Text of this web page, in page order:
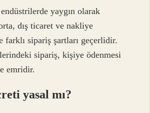
yaygın olarak
dış ticaret ve nakliye
farklı sipariş şartları geçerlidir.
sipariş, kişiye ödenmesi
emridir.
yasal mı?